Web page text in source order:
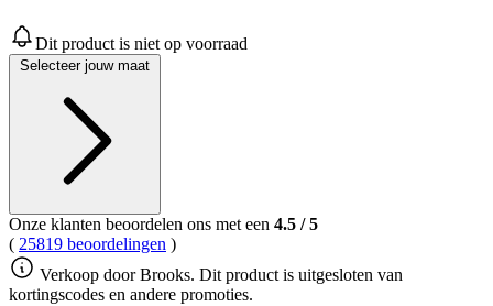
Dit product is niet op voorraad
Selecteer jouw maat
Onze klanten beoordelen ons met een 4.5 /5
( 25819 beoordelingen )
Verkoop door Brooks. Dit product is uitgesloten van
kortingscodes en andere promoties.